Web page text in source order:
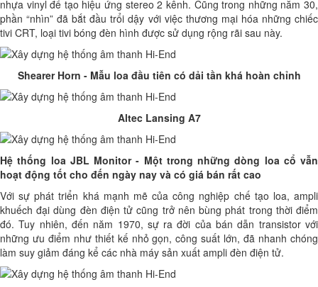
nhựa vinyl để tạo hiệu ứng stereo 2 kênh. Cũng trong những năm 30,
phần “nhìn” đã bắt đầu trổi dậy với việc thương mại hóa những chiếc
tivi CRT, loại tivi bóng đèn hình được sử dụng rộng rãi sau này.
Shearer Horn - Mẫu loa đầu tiên có dải tần khá hoàn chỉnh
Altec Lansing A7
Hệ thống loa JBL Monitor - Một trong những dòng loa cổ vẫn
hoạt động tốt cho đến ngày nay và có giá bán rất cao
Với sự phát triển khá mạnh mẽ của công nghiệp chế tạo loa, ampli
khuếch đại dùng đèn điện tử cũng trở nên bùng phát trong thời điểm
đó. Tuy nhiên, đến năm 1970, sự ra đời của bán dẫn transistor với
những ưu điểm như thiết kế nhỏ gọn, công suất lớn, đã nhanh chóng
làm suy giảm đáng kể các nhà máy sản xuất ampli đèn điện tử.